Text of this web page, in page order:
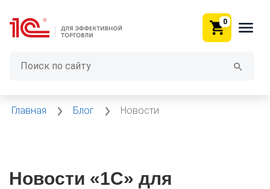
0
Главная Блог Новости
Новости «1С» для